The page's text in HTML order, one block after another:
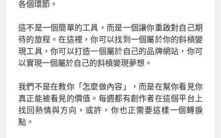
各個環節。
這不是一個簡單的工具，而是一個讓你重啟對自己期
待的旅程。在這裡，你可以找到一個屬於你的斜槓變
現工具，你可以打造一個屬於自己的品牌網站，你可
以實現一個屬於自己的斜槓變現夢想。
我們不是在教你「怎麼做內容」，而是在幫你看見你
真正能被看見的價值。每週都有創作者在這個平台上
找回熱情與方向，或許，你也正需要這樣一個轉捩
點。